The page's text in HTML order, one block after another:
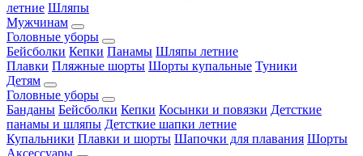
летние Шляпы
Мужчинам
Головные уборы
Бейсболки Кепки Панамы Шляпы летние
Плавки Пляжные шорты Шорты купальные Туники
Детям
Головные уборы
Банданы Бейсболки Кепки Косынки и повязки Детсткие
панамы и шляпы Детсткие шапки летние
Купальники Плавки и шорты Шапочки для плавания Шорты
Аксессуары